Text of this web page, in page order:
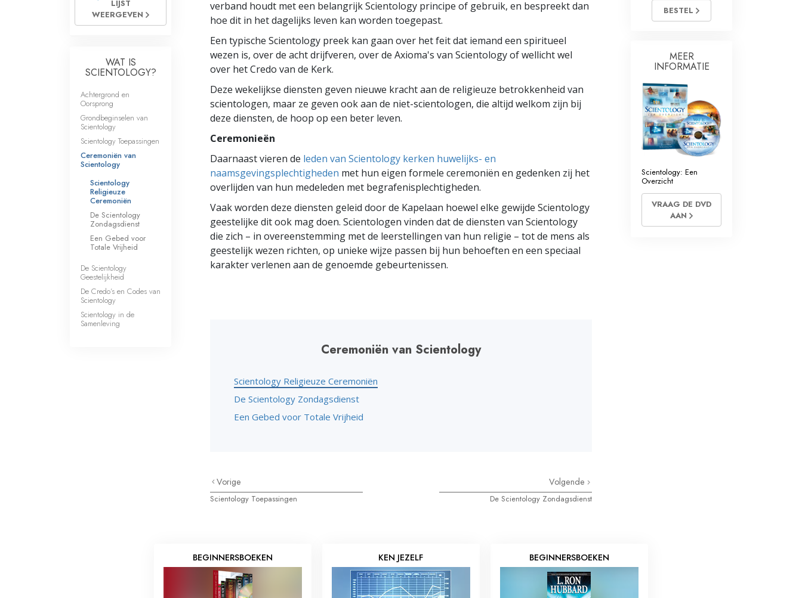
Wat is Grootheid?
Oplossingen voor het Drugsprobleem
Hulpmiddelen bij het Dagelijks Werk
Ethiek en de Condities
De Oorzaak van Onderdrukking
Feitenonderzoek
Taakstellingen en Doelen
verband houdt met een belangrijk Scientology principe of gebruik, en bespreekt dan
hoe dit in het dagelijks leven kan worden toegepast.
Een typische Scientology preek kan gaan over het feit dat iemand een spiritueel
wezen is, over de acht drijfveren, over de Axioma's van Scientology of wellicht wel
over het Credo van de Kerk.
Deze wekelijkse diensten geven nieuwe kracht aan de religieuze betrokkenheid van
scientologen, maar ze geven ook aan de niet-scientologen, die altijd welkom zijn bij
deze diensten, de hoop op een beter leven.
Ceremonieën
Daarnaast vieren de leden van Scientology kerken huwelijks- en
naamsgevingsplechtigheden met hun eigen formele ceremoniën en gedenken zij het
overlijden van hun medeleden met begrafenisplechtigheden.
Vaak worden deze diensten geleid door de Kapelaan hoewel elke gewijde Scientology
geestelijke dit ook mag doen. Scientologen vinden dat de diensten van Scientology
die zich – in overeenstemming met de leerstellingen van hun religie – tot de mens als
geestelijk wezen richten, op unieke wijze passen bij hun behoeften en een speciaal
karakter verlenen aan de genoemde gebeurtenissen.
Ceremoniën van Scientology
Scientology Religieuze Ceremoniën
De Scientology Zondagsdienst
Een Gebed voor Totale Vrijheid
Vorige
Scientology Toepassingen
Volgende
De Scientology Zondagsdienst
LIJST
WEERGEVEN
WAT IS
SCIENTOLOGY?
Achtergrond en
Oorsprong
Grondbeginselen van
Scientology
Scientology Toepassingen
Ceremoniën van
Scientology
Scientology
Religieuze
Ceremoniën
De Scientology
Zondagsdienst
Een Gebed voor
Totale Vrijheid
De Scientology
Geestelijkheid
De Credo’s en Codes van
Scientology
Scientology in de
Samenleving
BESTEL
MEER
INFORMATIE
Scientology: Een
Overzicht
VRAAG DE DVD
AAN
BEGINNERSBOEKEN KEN JEZELF BEGINNERSBOEKEN